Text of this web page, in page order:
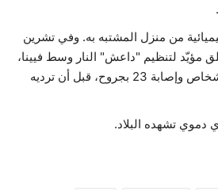
من منزل المشتبه به. وفي تشرين
(نوفمبر) 2020، أطلق مؤيّد لتنظيم "داعش" النار وسط فيينا،
ما أسفر عن مقتل أربعة أشخاص وإصابة 23 بجروح، قبل أن ترديه
تشهده البلاد.